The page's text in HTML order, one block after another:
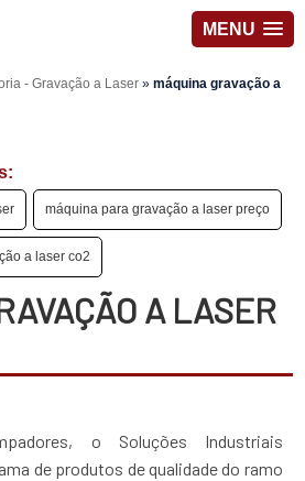
MENU
- Gravação a Laser»máquina gravação a
máquina para gravação a laser preço
a laser co2
A LASER
o Soluções Industriais
de produtos de qualidade do ramo